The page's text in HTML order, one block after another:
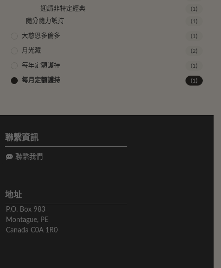
迎請非特定經典 (1)
隨分隨力護持 (1)
大慈恩多倫多 (1)
月光藏 (2)
每年定額護持 (1)
每月定額護持 (1)
聯繫資訊
聯繫我們
地址
P.O. Box 983
Montague, PE
Canada C0A 1R0